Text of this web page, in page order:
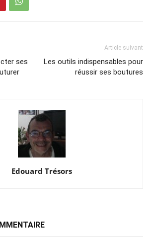
ses
Article suivant
Les outils indispensables pour
réussir ses boutures
Edouard Trésors